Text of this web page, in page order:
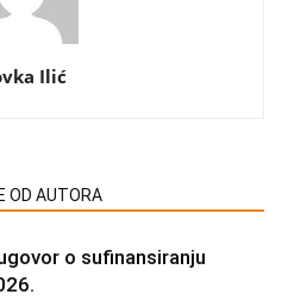
Ilić
OD AUTORA
o sufinansiranju